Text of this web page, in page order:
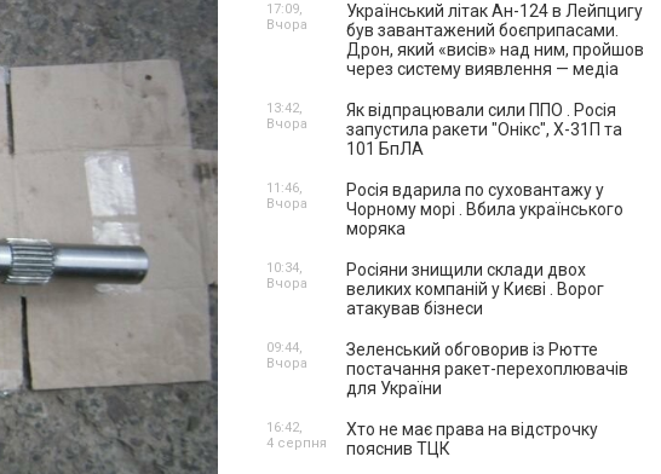
Український літак Ан-124 в Лейпцигу
був завантажений боєприпасами.
Дрон, який «висів» над ним, пройшов
через систему виявлення — медіа
17:09,
Вчора
Як відпрацювали сили ППО . Росія
запустила ракети "Онікс", Х-31П та
101 БпЛА
13:42,
Вчора
Росія вдарила по суховантажу у
Чорному морі . Вбила українського
моряка
11:46,
Вчора
Росіяни знищили склади двох
великих компаній у Києві . Ворог
атакував бізнеси
10:34,
Вчора
Зеленський обговорив із Рютте
постачання ракет-перехоплювачів
для України
09:44,
Вчора
Хто не має права на відстрочку
пояснив ТЦК
16:42,
4 серпня